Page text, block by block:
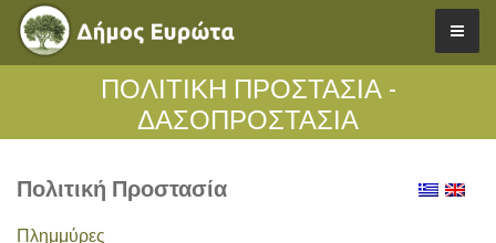
ΠΟΛΙΤΙΚΗ ΠΡΟΣΤΑΣΙΑ -
ΔΑΣΟΠΡΟΣΤΑΣΙΑ
Πολιτική Προστασία
Πλημμύρες